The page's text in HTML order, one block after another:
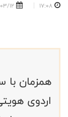
17:08
12
همزمان با
اردوی